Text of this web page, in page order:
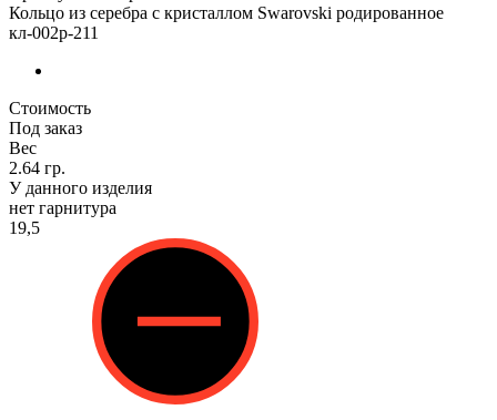
Кольцо из серебра с кристаллом Swarovski родированное
кл-002р-211
Стоимость
Под заказ
Вес
2.64 гр.
У данного изделия
нет гарнитура
19,5